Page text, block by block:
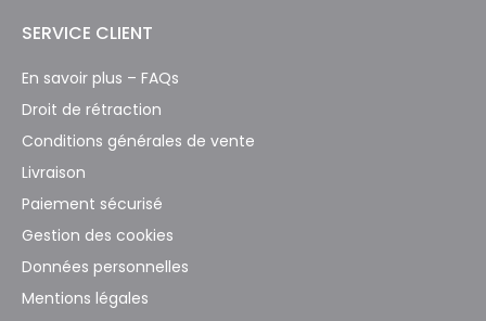
SERVICE CLIENT
En savoir plus – FAQs
Droit de rétraction
Conditions générales de vente
Livraison
Paiement sécurisé
Gestion des cookies
Données personnelles
Mentions légales